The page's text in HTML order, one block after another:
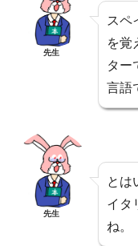
先生
スペ
を覚
ター
言語
先生
とは
イタ
ね。